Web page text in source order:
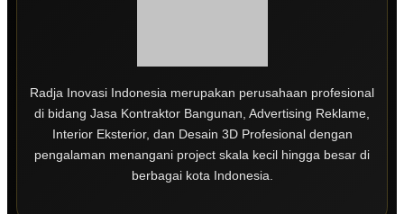
Radja Inovasi Indonesia merupakan perusahaan profesional
di bidang Jasa Kontraktor Bangunan, Advertising Reklame,
Interior Eksterior, dan Desain 3D Profesional dengan
pengalaman menangani project skala kecil hingga besar di
berbagai kota Indonesia.